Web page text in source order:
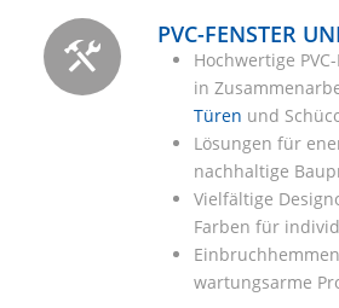
PVC-FENSTER
Hochwertige
in
Türen und
Lösungen für
nachhaltige
Vielfältige
Farben für
wartungsarme